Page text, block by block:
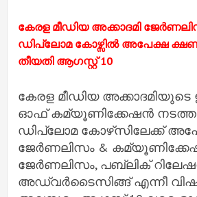
കേരള മീഡിയ അക്കാദമി
ഡിപ്ലോമ കോഴ്സിൽ അപേക്ഷ
തീയതി ആ​ഗസ്റ്റ് 10
കേരള മീഡിയ അക്കാദമിയുടെ
ഓഫ് കമ്യൂണിക്കേഷന്‍
ഡിപ്ലോമ കോഴ്‌സിലേക്ക്
ജേര്‍ണലിസം &
ജേര്‍ണലിസം, പബ്ലിക്
അഡ്വര്‍ടൈസിങ്ങ് എന്നീ